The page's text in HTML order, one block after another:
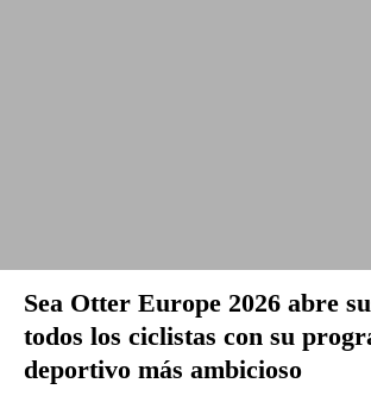
Sea Otter Europe 2026 abre
todos los ciclistas con su
deportivo más ambicioso